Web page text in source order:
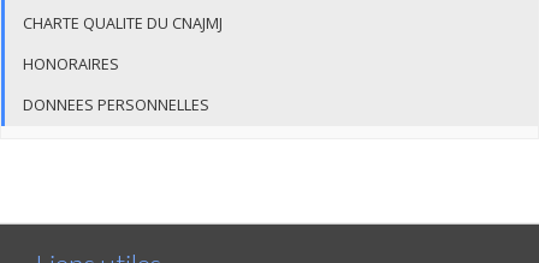
CHARTE QUALITE DU CNAJMJ
HONORAIRES
DONNEES PERSONNELLES